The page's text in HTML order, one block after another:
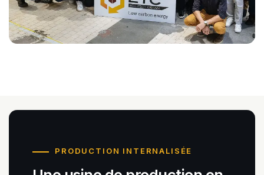
PRODUCTION INTERNALISÉE